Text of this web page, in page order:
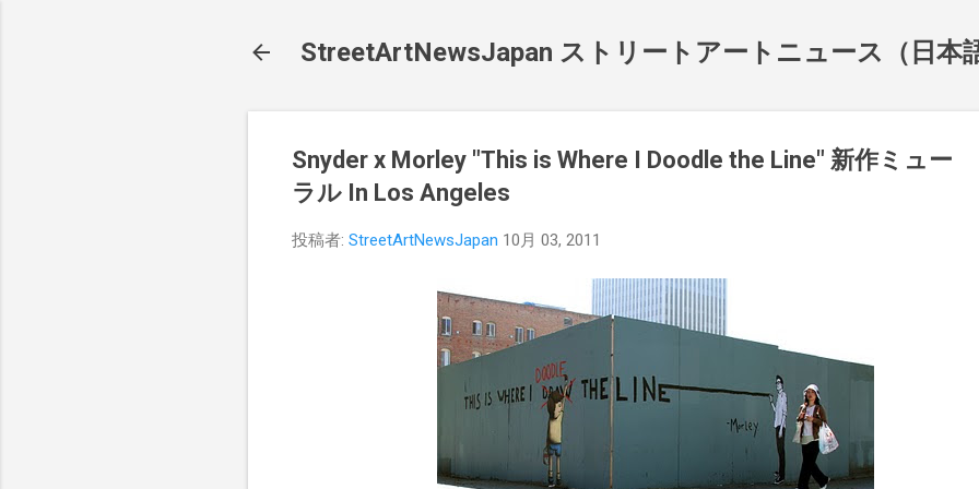
StreetArtNewsJapan ストリートアートニュース（日本
Snyder x Morley "This is Where I Doodle the Line" 新作ミュー
ラル In Los Angeles
投稿者: StreetArtNewsJapan 10月 03, 2011